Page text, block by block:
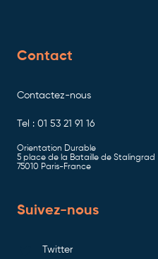
Contact
Contactez-nous
Tel : 01 53 21 91 16
Orientation Durable
5 place de la Bataille de Stalingrad
75010 Paris-France
Suivez-nous
Twitter